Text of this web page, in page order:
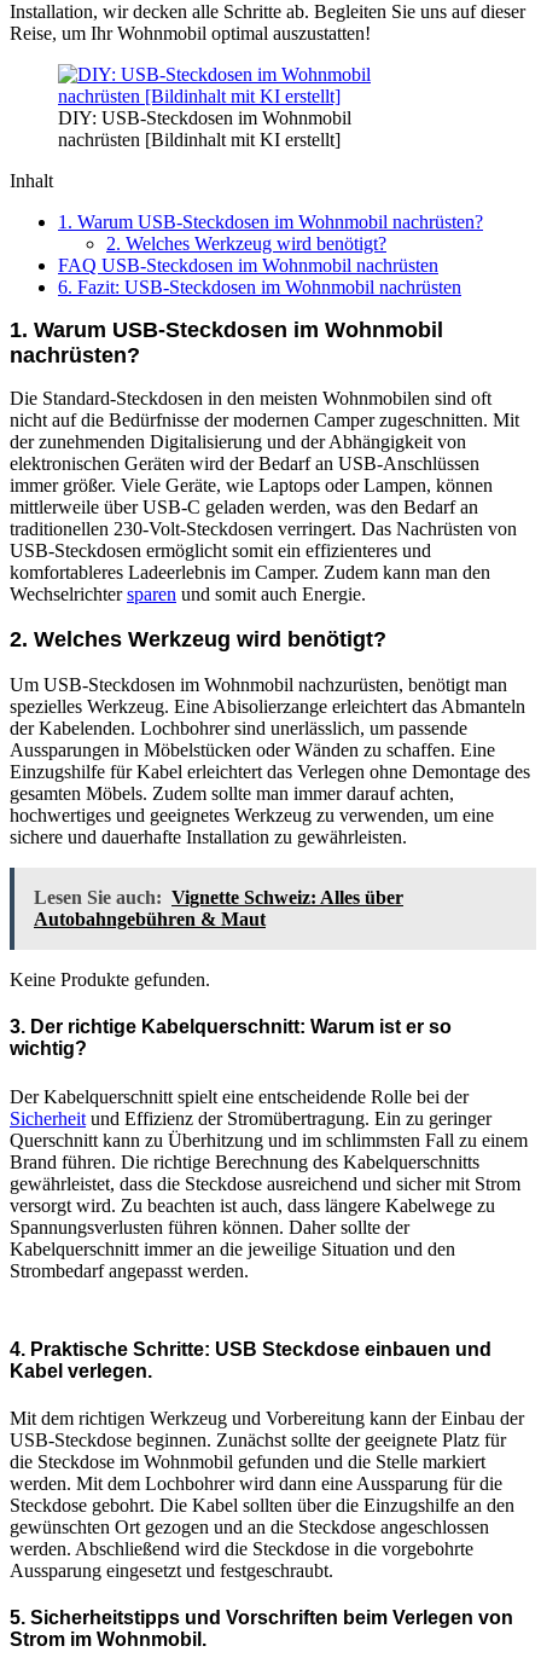
Installation, wir decken alle Schritte ab. Begleiten Sie uns auf dieser
Reise, um Ihr Wohnmobil optimal auszustatten!
DIY: USB-Steckdosen im Wohnmobil
nachrüsten [Bildinhalt mit KI erstellt]
Inhalt
1. Warum USB-Steckdosen im Wohnmobil nachrüsten?
2. Welches Werkzeug wird benötigt?
FAQ USB-Steckdosen im Wohnmobil nachrüsten
6. Fazit: USB-Steckdosen im Wohnmobil nachrüsten
1. Warum USB-Steckdosen im Wohnmobil
nachrüsten?
Die Standard-Steckdosen in den meisten Wohnmobilen sind oft
nicht auf die Bedürfnisse der modernen Camper zugeschnitten. Mit
der zunehmenden Digitalisierung und der Abhängigkeit von
elektronischen Geräten wird der Bedarf an USB-Anschlüssen
immer größer. Viele Geräte, wie Laptops oder Lampen, können
mittlerweile über USB-C geladen werden, was den Bedarf an
traditionellen 230-Volt-Steckdosen verringert. Das Nachrüsten von
USB-Steckdosen ermöglicht somit ein effizienteres und
komfortableres Ladeerlebnis im Camper. Zudem kann man den
Wechselrichtersparen und somit auch Energie.
2. Welches Werkzeug wird benötigt?
Um USB-Steckdosen im Wohnmobil nachzurüsten, benötigt man
spezielles Werkzeug. Eine Abisolierzange erleichtert das Abmanteln
der Kabelenden. Lochbohrer sind unerlässlich, um passende
Aussparungen in Möbelstücken oder Wänden zu schaffen. Eine
Einzugshilfe für Kabel erleichtert das Verlegen ohne Demontage des
gesamten Möbels. Zudem sollte man immer darauf achten,
hochwertiges und geeignetes Werkzeug zu verwenden, um eine
sichere und dauerhafte Installation zu gewährleisten.
Lesen Sie auch: Vignette Schweiz: Alles über
Autobahngebühren & Maut
Keine Produkte gefunden.
3. Der richtige Kabelquerschnitt: Warum ist er so
wichtig?
Der Kabelquerschnitt spielt eine entscheidende Rolle bei der
Sicherheit und Effizienz der Stromübertragung. Ein zu geringer
Querschnitt kann zu Überhitzung und im schlimmsten Fall zu einem
Brand führen. Die richtige Berechnung des Kabelquerschnitts
gewährleistet, dass die Steckdose ausreichend und sicher mit Strom
versorgt wird. Zu beachten ist auch, dass längere Kabelwege zu
Spannungsverlusten führen können. Daher sollte der
Kabelquerschnitt immer an die jeweilige Situation und den
Strombedarf angepasst werden.
4. Praktische Schritte: USB Steckdose einbauen und
Kabel verlegen.
Mit dem richtigen Werkzeug und Vorbereitung kann der Einbau der
USB-Steckdose beginnen. Zunächst sollte der geeignete Platz für
die Steckdose im Wohnmobil gefunden und die Stelle markiert
werden. Mit dem Lochbohrer wird dann eine Aussparung für die
Steckdose gebohrt. Die Kabel sollten über die Einzugshilfe an den
gewünschten Ort gezogen und an die Steckdose angeschlossen
werden. Abschließend wird die Steckdose in die vorgebohrte
Aussparung eingesetzt und festgeschraubt.
5. Sicherheitstipps und Vorschriften beim Verlegen von
Strom im Wohnmobil.